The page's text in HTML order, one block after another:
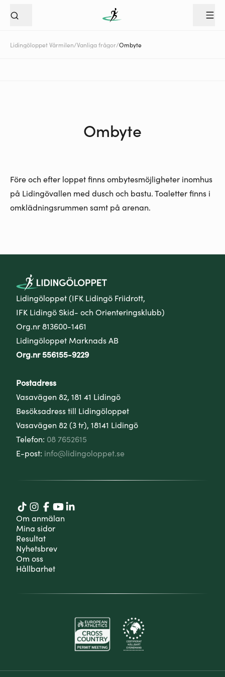
Lidingöloppet Vårmilen/Vanliga frågor/Ombyte
Ombyte
Före och efter loppet finns ombytesmöjligheter inomhus
på Lidingövallen med dusch och bastu. Toaletter finns i
omklädningsrummen samt på arenan.
Lidingöloppet (IFK Lidingö Friidrott,
IFK Lidingö Skid- och Orienteringsklubb)
Org.nr 813600-1461
Lidingöloppet Marknads AB
Org.nr 556155-9229
Postadress
Vasavägen 82, 181 41 Lidingö
Besöksadress till Lidingöloppet
Vasavägen 82 (3 tr), 18141 Lidingö
Telefon: 08 7652615
E-post: info@lidingoloppet.se
Om anmälan
Mina sidor
Resultat
Nyhetsbrev
Om oss
Hållbarhet